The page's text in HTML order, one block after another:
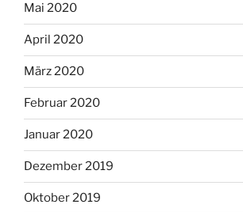
Mai 2020
April 2020
März 2020
Februar 2020
Januar 2020
Dezember 2019
Oktober 2019